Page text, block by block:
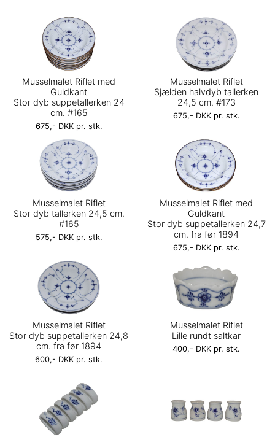
Musselmalet Riflet med
Guldkant
Stor dyb suppetallerken 24
cm. #165
675,- DKK pr. stk.
Musselmalet Riflet
Sjælden halvdyb tallerken
24,5 cm. #173
675,- DKK pr. stk.
Musselmalet Riflet
Stor dyb tallerken 24,5 cm.
#165
575,- DKK pr. stk.
Musselmalet Riflet med
Guldkant
Stor dyb suppetallerken 24,7
cm. fra før 1894
675,- DKK pr. stk.
Musselmalet Riflet
Stor dyb suppetallerken 24,8
cm. fra før 1894
600,- DKK pr. stk.
Musselmalet Riflet
Lille rundt saltkar
400,- DKK pr. stk.